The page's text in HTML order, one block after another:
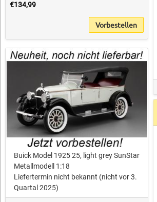
€134,99
Vorbestellen
Buick Model 1925 25, light grey SunStar
Metallmodell 1:18
Liefertermin nicht bekannt (nicht vor 3.
Quartal 2025)